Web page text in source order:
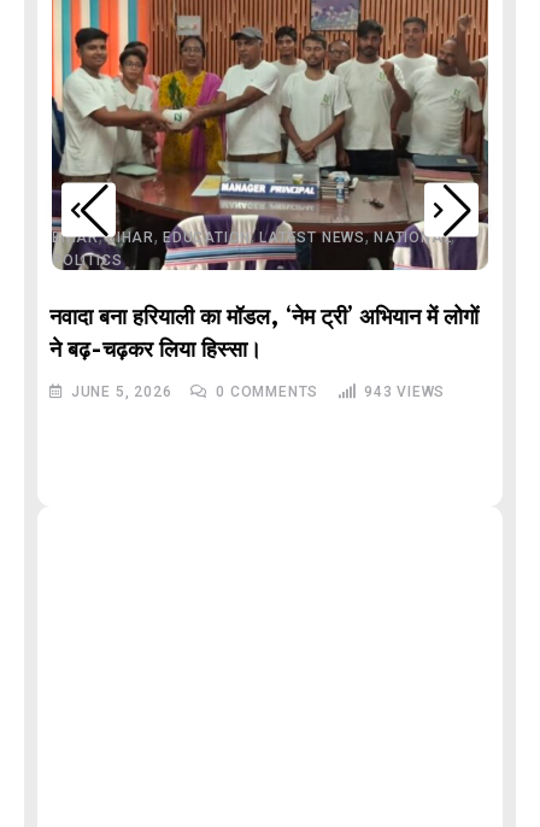
BIHAR,BIHAR, EDUCATION,LATEST NEWS,NATIONAL,
POLITICS
नवादा बना हरियाली का मॉडल, ‘नेम ट्री’ अभियान में लोगों
ने बढ़-चढ़कर लिया हिस्सा।
JUNE 5, 2026 0 COMMENTS 943 VIEWS